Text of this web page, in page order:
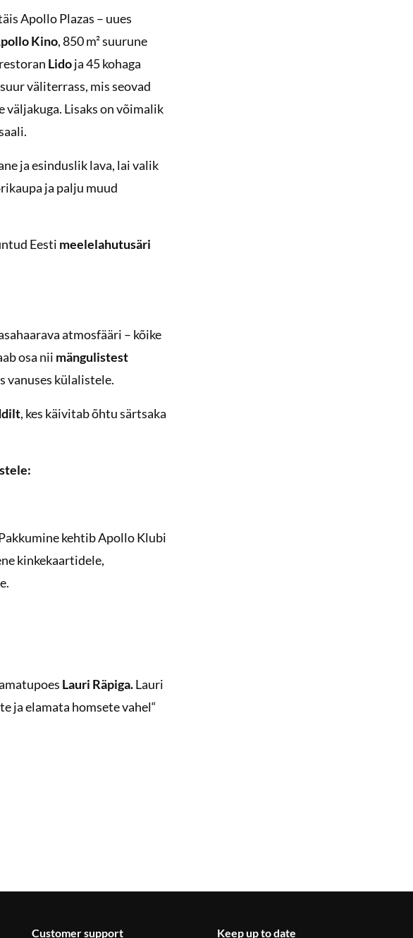
Apollo Plazas – uues
Kino, 850 m² suurune
Lidoja 45 kohaga
väliterrass, mis seovad
väljakuga. Lisaks on võimalik
ja esinduslik lava, lai valik
ja palju muud
Eesti meelelahutusäri
atmosfääri – kõike
osa nii mängulistest
vanuses külalistele.
, kes käivitab õhtu särtsaka
kehtib Apollo Klubi
kinkekaartidele,
Lauri Räpiga.Lauri
ja elamata homsete vahel“
Customer support Keep up to date